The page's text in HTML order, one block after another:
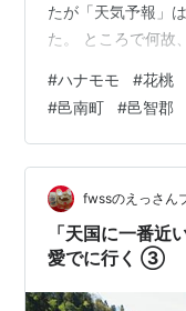
たが「天気予報」
た。 ところで何故
いるため、住民自
に‥。さらに集落に
植えられ、‥その
景を作り出し、よ
えています」と‥。
「川角（かいずみ
#ハナモモ #花桃
#邑南町 #邑智郡
fwssのえっさん
「天国に一番近
愛でに行く ③